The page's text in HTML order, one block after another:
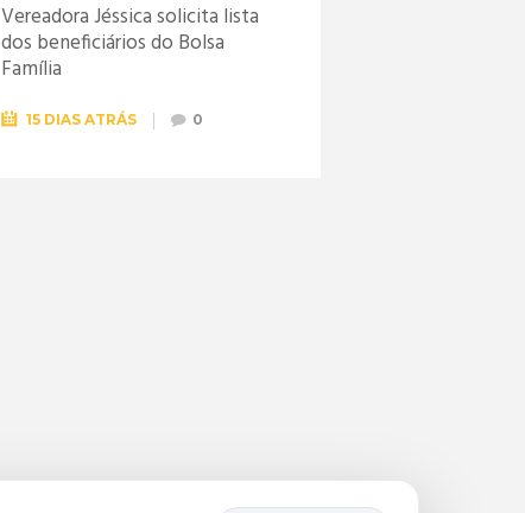
Vereadora Jéssica solicita lista
dos beneficiários do Bolsa
Família
15 DIAS ATRÁS 0